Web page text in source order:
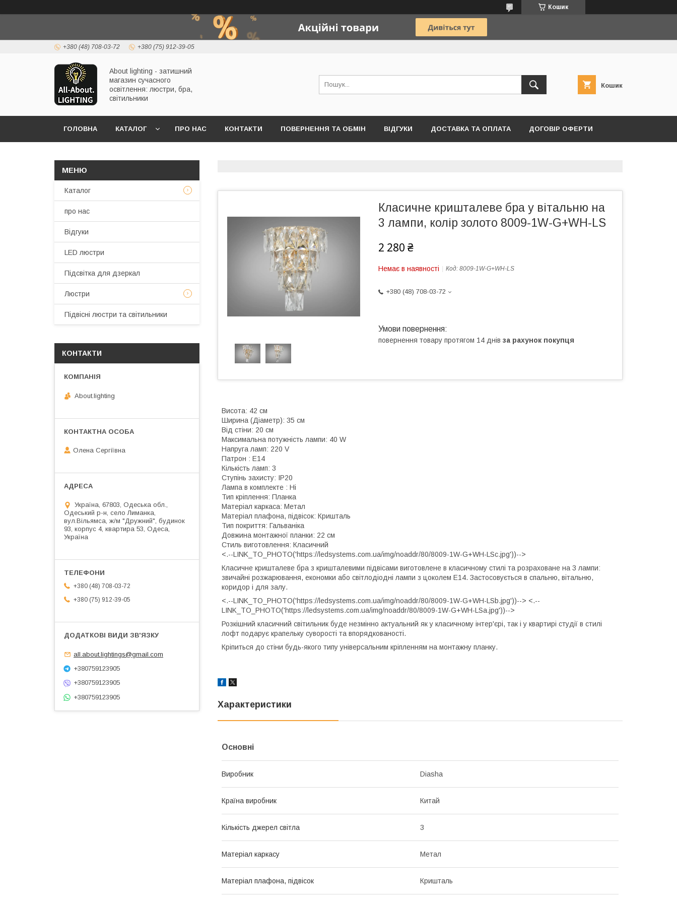
Кошик
+380 (48) 708-03-72 +380 (75) 912-39-05
About lighting - затишний
магазин сучасного
освітлення: люстри, бра,
світильники
Кошик
ГОЛОВНА КАТАЛОГ ПРО НАС КОНТАКТИ ПОВЕРНЕННЯ ТА ОБМІН ВІДГУКИ ДОСТАВКА ТА ОПЛАТА ДОГОВІР ОФЕРТИ
Класичне кришталеве бра у вітальню на
3 лампи, колір золото 8009-1W-G+WH-LS
2 280 ₴
Немає в наявності Код: 8009-1W-G+WH-LS
+380 (48) 708-03-72
повернення товару протягом 14 днів за рахунок покупця
Висота: 42 см
Ширина (Діаметр): 35 см
Від стіни: 20 см
Максимальна потужність лампи: 40 W
Напруга ламп: 220 V
Патрон : Е14
Кількість ламп: 3
Ступінь захисту: IP20
Лампа в комплекте : Ні
Тип кріплення: Планка
Матеріал каркаса: Метал
Матеріал плафона, підвісок: Кришталь
Тип покриття: Гальваніка
Довжина монтажної планки: 22 см
Стиль виготовлення: Класичний
<.--LINK_TO_PHOTO('https://ledsystems.com.ua/img/noaddr/80/8009-1W-G+WH-LSc.jpg'))-->
Класичне кришталеве бра з кришталевими підвісами виготовлене в класичному стилі та розраховане на 3 лампи:
звичайні розжарювання, економки або світлодіодні лампи з цоколем Е14. Застосовується в спальню, вітальню,
коридор і для залу.
<.--LINK_TO_PHOTO('https://ledsystems.com.ua/img/noaddr/80/8009-1W-G+WH-LSb.jpg'))--> <.--
LINK_TO_PHOTO('https://ledsystems.com.ua/img/noaddr/80/8009-1W-G+WH-LSa.jpg'))-->
Розкішний класичний світильник буде незмінно актуальний як у класичному інтер'єрі, так і у квартирі студії в стилі
лофт подарує крапельку суворості та впорядкованості.
Кріпиться до стіни будь-якого типу універсальним кріпленням на монтажну планку.
Характеристики
Основні
Виробник Diasha
Країна виробник Китай
Кількість джерел світла 3
Матеріал каркасу Метал
Матеріал плафона, підвісок Кришталь
Каталог
про нас
Відгуки
LED люстри
Підсвітка для дзеркал
Люстри
Підвісні люстри та світильники
КОНТАКТИ
About.lighting
Олена Сергіївна
Україна, 67803, Одеська обл.,
Одеський р-н, село Лиманка,
вул.Вільямса, ж/м "Дружний", будинок
93, корпус 4, квартира 53, Одеса,
Україна
+380 (48) 708-03-72
+380 (75) 912-39-05
all.about.lightings@gmail.com
+380759123905
+380759123905
+380759123905